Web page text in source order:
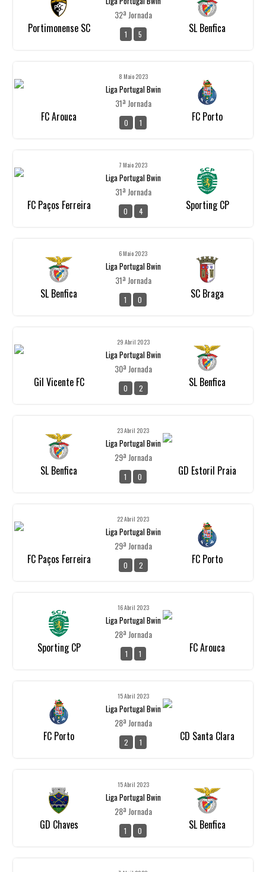
Portimonense SC
32ª Jornada
1 5 SL Benfica
FC Arouca
8 Maio 2023
Liga Portugal Bwin
31ª Jornada
0 1 FC Porto
FC Paços Ferreira
7 Maio 2023
Liga Portugal Bwin
31ª Jornada
0 4 Sporting CP
SL Benfica
6 Maio 2023
Liga Portugal Bwin
31ª Jornada
1 0 SC Braga
Gil Vicente FC
29 Abril 2023
Liga Portugal Bwin
30ª Jornada
0 2 SL Benfica
SL Benfica
23 Abril 2023
Liga Portugal Bwin
29ª Jornada
1 0 GD Estoril Praia
FC Paços Ferreira
22 Abril 2023
Liga Portugal Bwin
29ª Jornada
0 2 FC Porto
Sporting CP
16 Abril 2023
Liga Portugal Bwin
28ª Jornada
1 1 FC Arouca
FC Porto
15 Abril 2023
Liga Portugal Bwin
28ª Jornada
2 1 CD Santa Clara
GD Chaves
15 Abril 2023
Liga Portugal Bwin
28ª Jornada
1 0 SL Benfica